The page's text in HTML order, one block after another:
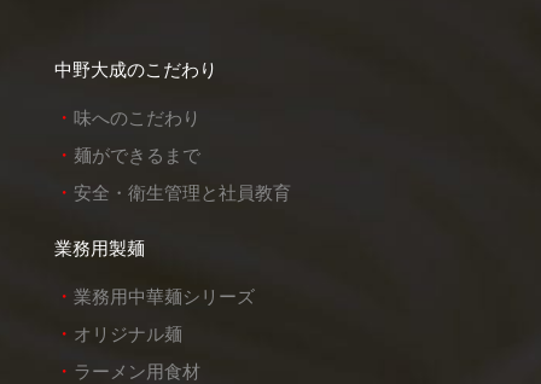
中野大成のこだわり
味へのこだわり
麺ができるまで
安全・衛生管理と社員教育
業務用製麺
業務用中華麺シリーズ
オリジナル麺
ラーメン用食材